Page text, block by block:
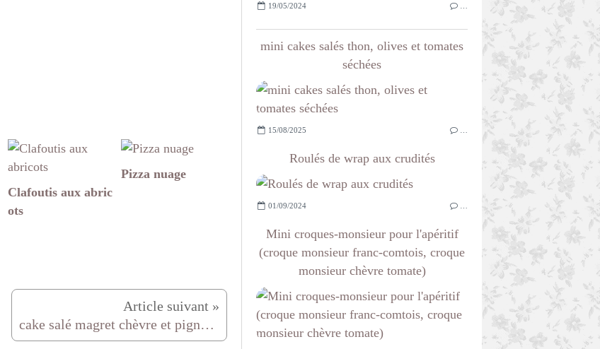
Clafoutis aux abric
ots
Pizza nuage
cake salé magret chèvre et pignons de pin
19/05/2024
mini cakes salés thon, olives et tomates
séchées
15/08/2025
Roulés de wrap aux crudités
01/09/2024
Mini croques-monsieur pour l'apéritif
(croque monsieur franc-comtois, croque
monsieur chèvre tomate)